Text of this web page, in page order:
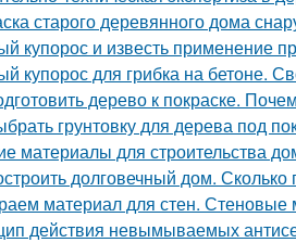
старого деревянного дома
купорос и известь применение
купорос для грибка на бетоне.
дерево к покраске.
грунтовку для дерева под
материалы для строительства
долговечный дом.
материал для стен.
действия невымываемых